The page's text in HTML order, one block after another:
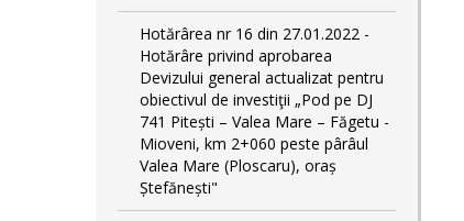
Hotărârea nr 16 din 27.01.2022 -
Hotărâre privind aprobarea
Devizului general actualizat pentru
obiectivul de investiţii „Pod pe DJ
741 Pitești – Valea Mare – Făgetu -
Mioveni, km 2+060 peste pârâul
Valea Mare (Ploscaru), oraș
Ștefănești"